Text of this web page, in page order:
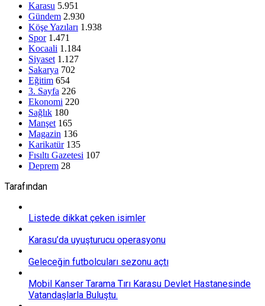
Karasu 5.951
Gündem 2.930
Köşe Yazıları 1.938
Spor 1.471
Kocaali 1.184
Siyaset 1.127
Sakarya 702
Eğitim 654
3. Sayfa 226
Ekonomi 220
Sağlık 180
Manşet 165
Magazin 136
Karikatür 135
Fısıltı Gazetesi 107
Deprem 28
Tarafından
Listede dikkat çeken isimler
Karasu’da uyuşturucu operasyonu
Geleceğin futbolcuları sezonu açtı
Mobil Kanser Tarama Tırı Karasu Devlet Hastanesinde
Vatandaşlarla Buluştu.